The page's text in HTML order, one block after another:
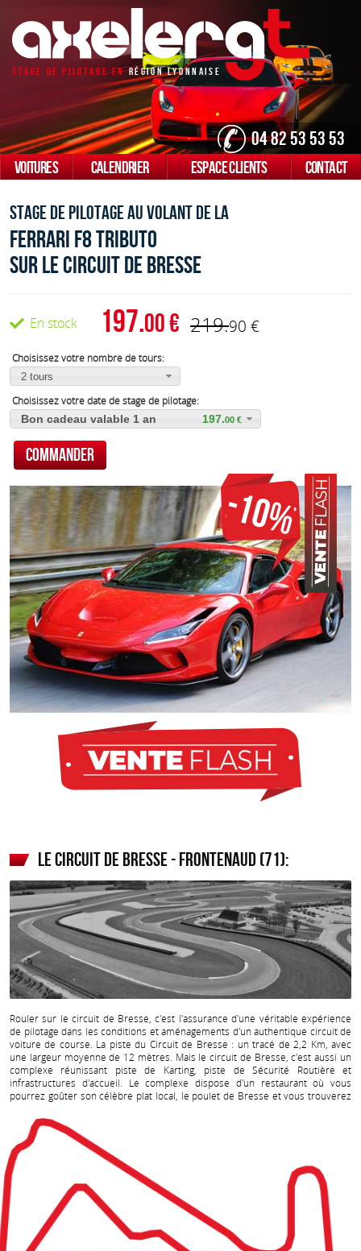
Stage De Pilotage EnRégion Lyonnaise
04 82 53 53 53
VOITURES CALENDRIER ESPACE CLIENTS CONTACT
Stage de pilotage au volant de la
Ferrari F8 Tributo
sur le Circuit de bresse
En stock 197.00 219.90
Choisissez votre nombre de tours:
2 tours
Choisissez votre date de stage de pilotage:
197.00
Bon cadeau valable 1 an
-10%
Le circuit de Bresse - Frontenaud (71):
Rouler sur le circuit de Bresse, c'est l'assurance d'une véritable expérience
de pilotage dans les conditions et aménagements d'un authentique circuit de
voiture de course. La piste du Circuit de Bresse : un tracé de 2,2 Km, avec
une largeur moyenne de 12 mètres. Mais le circuit de Bresse, c'est aussi un
complexe réunissant piste de Karting, piste de Sécurité Routière et
infrastructures d'accueil. Le complexe dispose d'un restaurant où vous
pourrez goûter soncélèbre plat local, le poulet de Bresse et vous trouverez